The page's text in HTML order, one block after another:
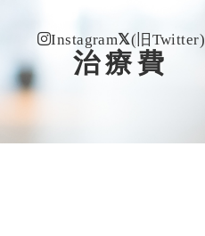
Instagram (旧Twitter)
治療費